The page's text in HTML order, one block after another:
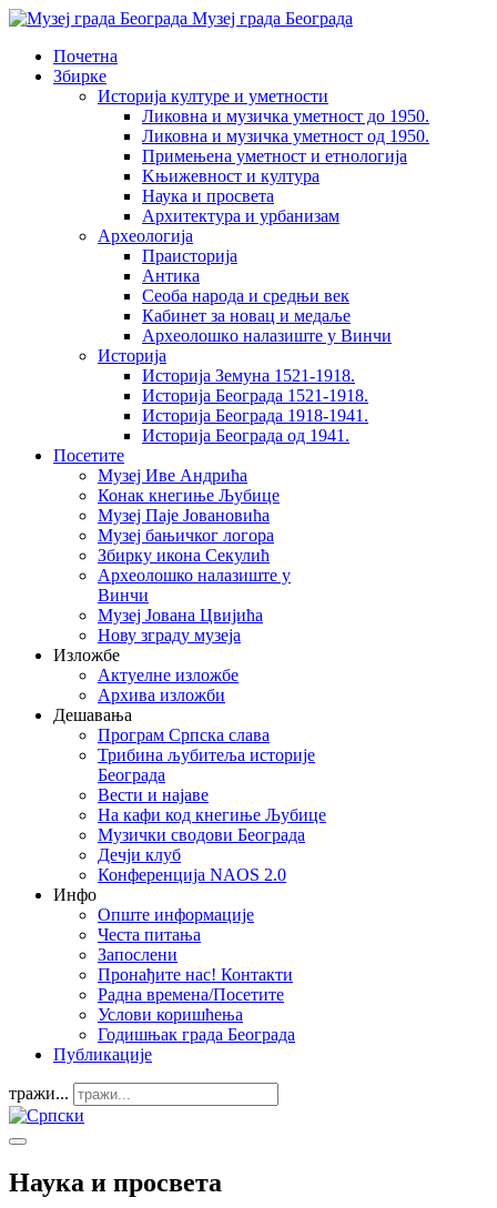
Музеј града Београда
Почетна
Збирке
Историја културе и уметности
Ликовна и музичка уметност до 1950.
Ликовна и музичка уметност од 1950.
Примењена уметност и етнологија
Kњижевност и културa
Наука и просвета
Архитектура и урбанизам
Aрхеологија
Праисторија
Антика
Сеоба народа и средњи век
Кабинет за новац и медаље
Археолошкo налазиште у Винчи
Историја
Историја Земуна 1521-1918.
Историја Београда 1521-1918.
Историја Београда 1918-1941.
Историја Београда од 1941.
Посетите
Музеј Иве Андрића
Конак кнегиње Љубице
Музеј Паје Јовановића
Музеј бањичког логора
Збирку икона Секулић
Археолошко налазиште у
Винчи
Музеј Јована Цвијића
Нову зграду музеја
Изложбе
Актуелне изложбе
Архива изложби
Дешавања
Програм Српска слава
Трибина љубитеља историје
Београда
Beсти и најаве
На кафи код кнегиње Љубице
Музички сводови Београда
Дечји клуб
Конференција NAOS 2.0
Инфо
Опште информације
Честа питања
Запослени
Пронађите нас! Контакти
Радна времена/Посетите
Услови коришћења
Годишњак града Београда
Публикације
тражи...
Наука и просвета